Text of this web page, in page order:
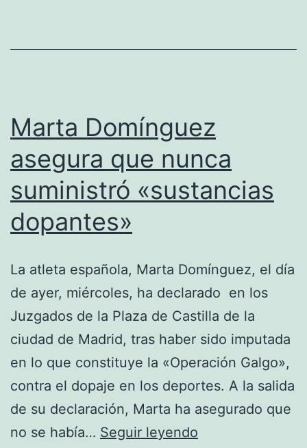
Galgo»
Marta Domínguez
asegura que nunca
suministró «sustancias
dopantes»
La atleta española, Marta Domínguez, el día
de ayer, miércoles, ha declarado en los
Juzgados de la Plaza de Castilla de la
ciudad de Madrid, tras haber sido imputada
en lo que constituye la «Operación Galgo»,
contra el dopaje en los deportes. A la salida
de su declaración, Marta ha asegurado que
no se había… Seguir leyendo